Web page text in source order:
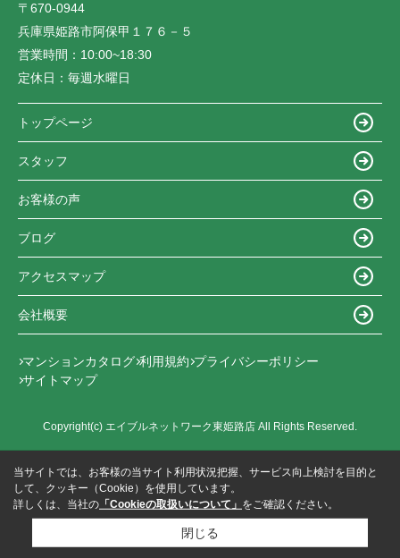
〒670-0944
兵庫県姫路市阿保甲１７６－５
営業時間： 10:00~18:30
定休日： 毎週水曜日
トップページ
スタッフ
お客様の声
ブログ
アクセスマップ
会社概要
マンションカタログ 利用規約 プライバシーポリシー
サイトマップ
Copyright(c) エイブルネットワーク東姫路店 All Rights Reserved.
当サイトでは、お客様の当サイト利用状況把握、サービス向上検討を目的と
して、クッキー（Cookie）を使用しています。
詳しくは、当社の 「Cookieの取扱いについて」 をご確認ください。
閉じる